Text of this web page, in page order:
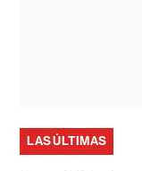
LAS ÚLTIMAS